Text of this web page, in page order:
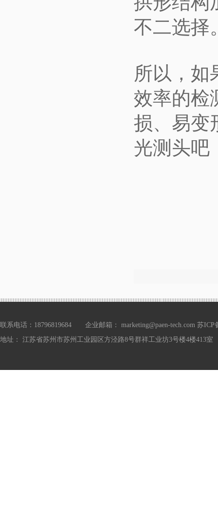
不二选择
所以，如
效率的检
损、易变
光测头吧
联系电话：18796819684 企业邮箱： marketing@paen-tech.com 苏ICP
地址： 江苏省苏州市苏州工业园区方泾路8号群祥工业坊3号楼4楼413室